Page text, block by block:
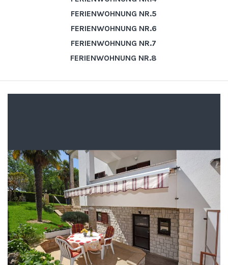
FERIENWOHNUNG NR.5
FERIENWOHNUNG NR.6
FERIENWOHNUNG NR.7
FERIENWOHNUNG NR.8